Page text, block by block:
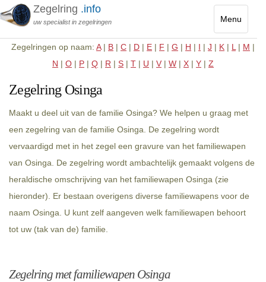
Menu
Toggle
Zegelring .info
uw specialist in zegelringen
Zegelringen op naam: A| B | C | D | E | F | G | H | I | J | K | L | M |
N | O | P | Q | R | S | T | U | V | W | X | Y | Z
Zegelring Osinga
Maakt u deel uit van de familie Osinga? We helpen u graag met
een zegelring van de familie Osinga. De zegelring wordt
vervaardigd met in het zegel een gravure van het familiewapen
van Osinga. De zegelring wordt ambachtelijk gemaakt volgens de
heraldische omschrijving van het familiewapen Osinga (zie
hieronder). Er bestaan overigens diverse familiewapens voor de
naam Osinga. U kunt zelf aangeven welk familiewapen behoort
tot uw (tak van de) familie.
Zegelring met familiewapen Osinga